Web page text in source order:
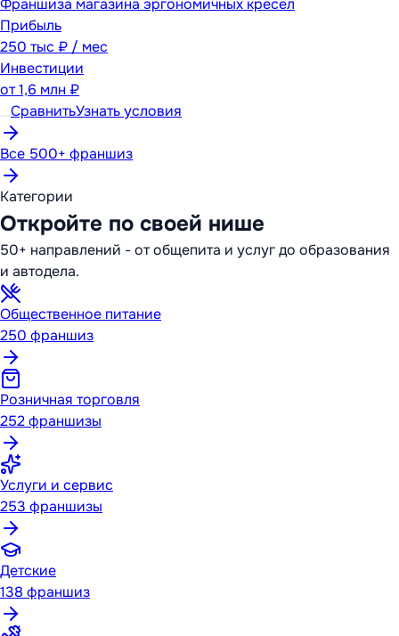
Франшиза магазина эргономичных кресел
Прибыль
250 тыс ₽ / мес
Инвестиции
от1,6 млн ₽
СравнитьУзнать условия
Все 500+ франшиз
Категории
Откройте по своей нише
50+ направлений - от общепита и услуг до образования
и автодела.
Общественное питание
250 франшиз
Розничная торговля
252франшизы
Услуги и сервис
253 франшизы
Детские
138 франшиз